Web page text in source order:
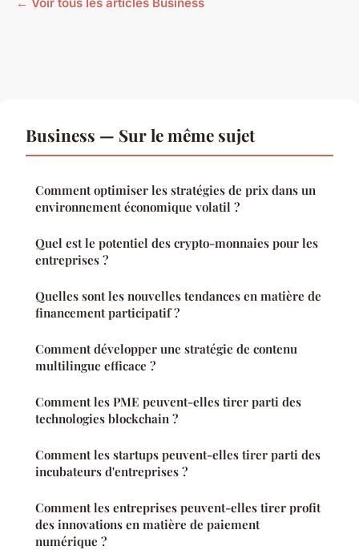
Business — Sur le même sujet
Comment optimiser les stratégies de prix dans un
environnement économique volatil ?
Quel est le potentiel des crypto-monnaies pour les
entreprises ?
Quelles sont les nouvelles tendances en matière de
financement participatif ?
Comment développer une stratégie de contenu
multilingue efficace ?
Comment les PME peuvent-elles tirer parti des
technologies blockchain ?
Comment les startups peuvent-elles tirer parti des
incubateurs d'entreprises ?
Comment les entreprises peuvent-elles tirer profit
des innovations en matière de paiement
numérique ?